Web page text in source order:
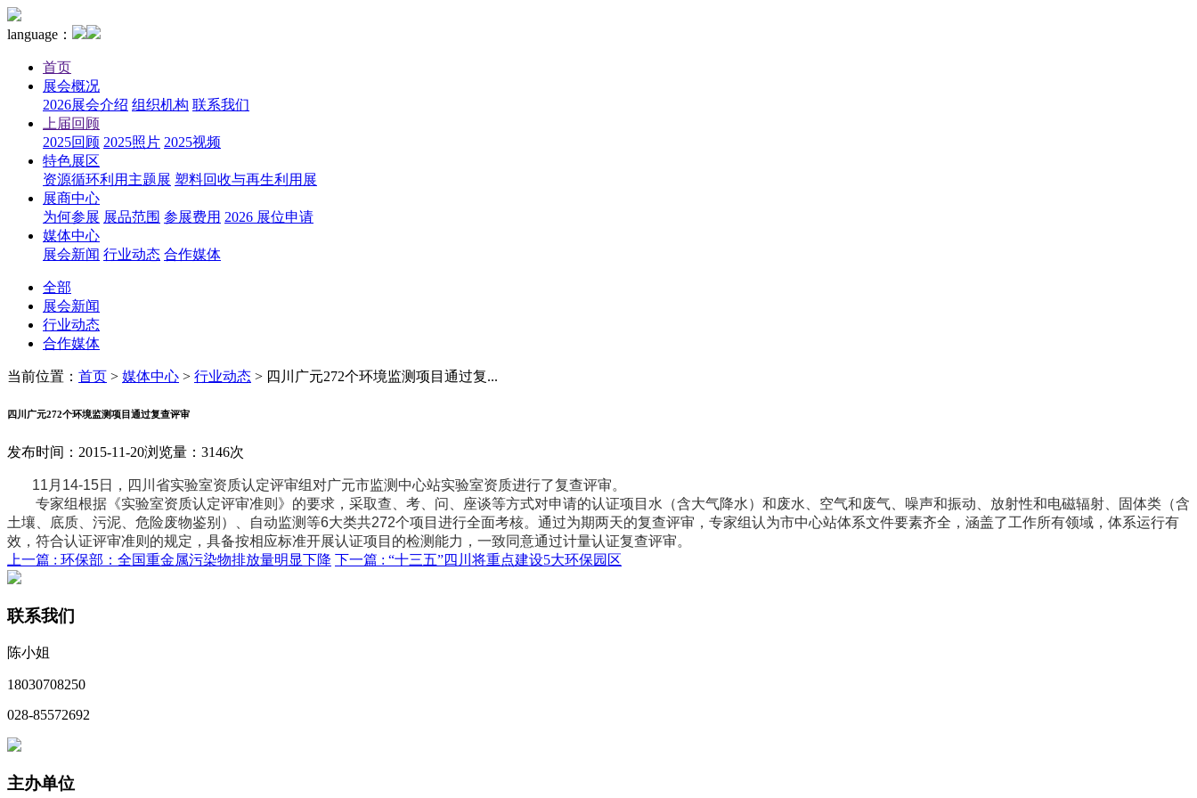
language：
首页
展会概况
2026展会介绍 组织机构 联系我们
上届回顾
2025回顾 2025照片 2025视频
特色展区
资源循环利用主题展 塑料回收与再生利用展
展商中心
为何参展 展品范围 参展费用 2026 展位申请
媒体中心
展会新闻 行业动态 合作媒体
全部
展会新闻
行业动态
合作媒体
当前位置： 首页 > 媒体中心 > 行业动态 > 四川广元272个环境监测项目通过复...
四川广元272个环境监测项目通过复查评审
发布时间：2015-11-20浏览量：3146次
11月14-15日，四川省实验室资质认定评审组对广元市监测中心站实验室资质进行了复查评审。
专家组根据《实验室资质认定评审准则》的要求，采取查、考、问、座谈等方式对申请的认证项目水（含大气降水）和废水、空气和废气、噪声和振动、放射性和电磁辐射、固体类（含
土壤、底质、污泥、危险废物鉴别）、自动监测等6大类共272个项目进行全面考核。通过为期两天的复查评审，专家组认为市中心站体系文件要素齐全，涵盖了工作所有领域，体系运行有
效，符合认证评审准则的规定，具备按相应标准开展认证项目的检测能力，一致同意通过计量认证复查评审。
上一篇 : 环保部：全国重金属污染物排放量明显下降 下一篇 : “十三五”四川将重点建设5大环保园区
联系我们
陈小姐
18030708250
028-85572692
主办单位